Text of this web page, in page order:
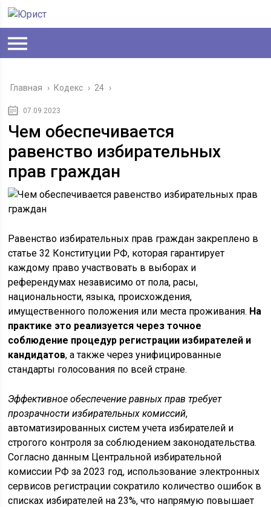
Главная › Кодекс › 24 ›
07.09.2023
Чем обеспечивается
равенство избирательных
прав граждан
Равенство избирательных прав граждан закреплено в
статье 32 Конституции РФ, которая гарантирует
каждому право участвовать в выборах и
референдумах независимо от пола, расы,
национальности, языка, происхождения,
имущественного положения или места проживания. На
практике это реализуется через точное
соблюдение процедур регистрации избирателей и
кандидатов, а также через унифицированные
стандарты голосования по всей стране.
Эффективное обеспечение равных прав требует
прозрачности избирательных комиссий,
автоматизированных систем учета избирателей и
строгого контроля за соблюдением законодательства.
Согласно данным Центральной избирательной
комиссии РФ за 2023 год, использование электронных
сервисов регистрации сократило количество ошибок в
списках избирателей на 23%, что напрямую повышает